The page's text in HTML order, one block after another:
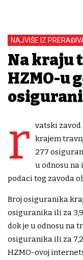
NAJVIŠE IZ
Na kraju
HZMO-u
r
vatski zavod
krajem
277
u odnosu na
podaci tog zavoda
Broj osiguranika
osiguranika ili za
dok je u odnosu na
osiguranika ili za
HZMO-ovoj